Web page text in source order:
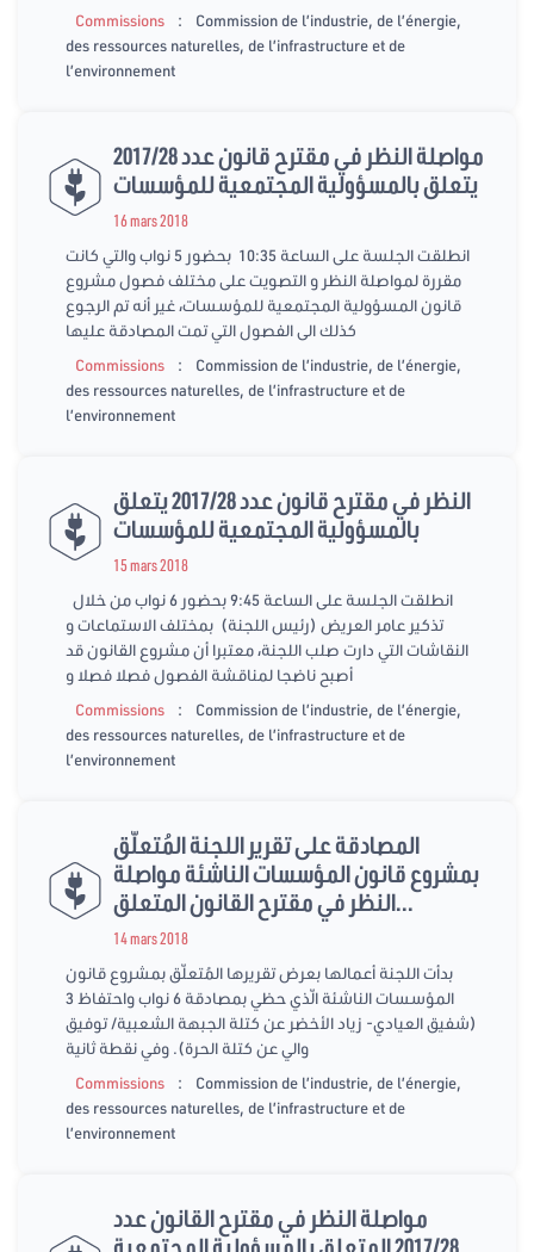
Commissions
:
Commission de l’industrie, de l’énergie,
des ressources naturelles, de l’infrastructure et de
l’environnement
مواصلة النظر في مقترح قانون عدد 2017/28
يتعلق بالمسؤولية المجتمعية للمؤسسات
16 mars 2018
انطلقت الجلسة على الساعة 10:35 بحضور 5 نواب والتي كانت
مقررة لمواصلة النظر و التصويت على مختلف فصول مشروع
قانون المسؤولية المجتمعية للمؤسسات، غير أنه تم الرجوع
كذلك الى الفصول التي تمت المصادقة عليها
Commissions
:
Commission de l’industrie, de l’énergie,
des ressources naturelles, de l’infrastructure et de
l’environnement
النظر في مقترح قانون عدد 2017/28 يتعلق
بالمسؤولية المجتمعية للمؤسسات
15 mars 2018
تذكير عامر العريض (رئيس اللجنة) بمختلف الاستماعات و
النقاشات التي دارت صلب اللجنة، معتبرا أن مشروع القانون قد
أصبح ناضجا لمناقشة الفصول فصلا فصلا و
Commissions
:
Commission de l’industrie, de l’énergie,
des ressources naturelles, de l’infrastructure et de
l’environnement
المصادقة على تقرير اللجنة المُتعلّق
بمشروع قانون المؤسسات الناشئة مواصلة
النظر في مقترح القانون المتعلق...
14 mars 2018
بدأت اللجنة أعمالها بعرض تقريرها المُتعلّق بمشروع قانون
المؤسسات الناشئة الّذي حظي بمصادقة 6 نواب واحتفاظ 3
(شفيق العيادي- زياد اﻷخضر عن كتلة الجبهة الشعبية/ توفيق
والي عن كتلة الحرة). وفي نقطة ثانية
Commissions
:
Commission de l’industrie, de l’énergie,
des ressources naturelles, de l’infrastructure et de
l’environnement
مواصلة النظر في مقترح القانون عدد